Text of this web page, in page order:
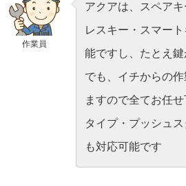
作業員
アクアは、スペア
レスキー・スマー
能ですし、たとえ
でも、イチからの
ますので全てお任
タイプ・プッシュ
も対応可能です